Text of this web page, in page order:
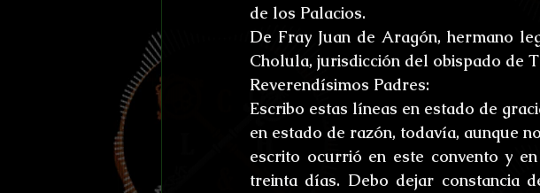
Efemérides y celebraciones
Reto Stefan Koidl
L'horreur En Haute Couture Relatos
de los Palacios.
De Fray Juan de Aragón, hermano
Cholula, jurisdicción del obispado de
Reverendísimos Padres:
Escribo estas líneas en estado de
en estado de razón, todavía, aunque
escrito ocurrió en este convento y
treinta días. Debo dejar constancia